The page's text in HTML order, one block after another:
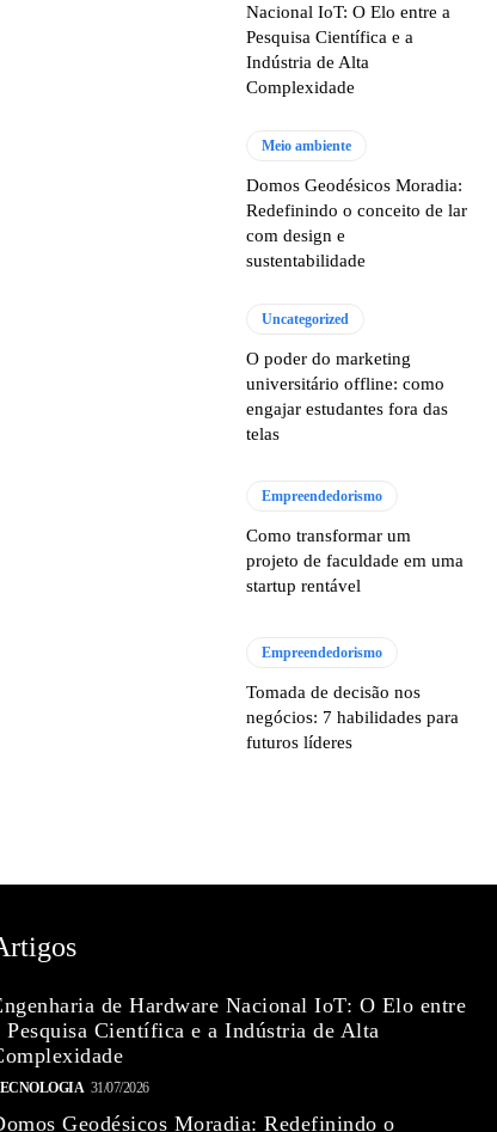
Nacional IoT: O Elo entre a
Pesquisa Científica e a
Indústria de Alta
Complexidade
Meio ambiente
Domos Geodésicos Moradia:
Redefinindo o conceito de lar
com design e
sustentabilidade
Uncategorized
O poder do marketing
universitário offline: como
engajar estudantes fora das
telas
Empreendedorismo
Como transformar um
projeto de faculdade em uma
startup rentável
Empreendedorismo
Tomada de decisão nos
negócios: 7 habilidades para
futuros líderes
de Hardware Nacional IoT: O Elo entre
Pesquisa Científica e a Indústria de Alta
31/07/2026
Geodésicos Moradia: Redefinindo o